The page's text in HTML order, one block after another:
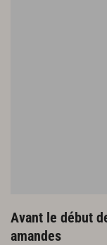
Avant le début
amandes